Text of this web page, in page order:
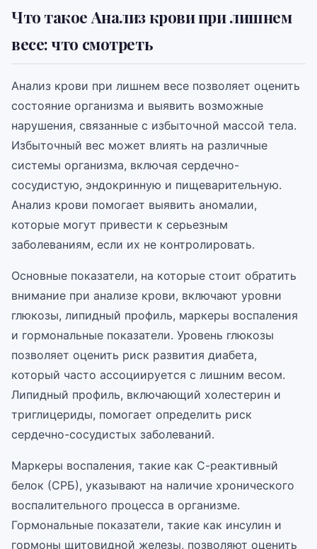
Что такое Анализ крови при лишнем
весе: что смотреть
Анализ крови при лишнем весе позволяет оценить
состояние организма и выявить возможные
нарушения, связанные с избыточной массой тела.
Избыточный вес может влиять на различные
системы организма, включая сердечно-
сосудистую, эндокринную и пищеварительную.
Анализ крови помогает выявить аномалии,
которые могут привести к серьезным
заболеваниям, если их не контролировать.
Основные показатели, на которые стоит обратить
внимание при анализе крови, включают уровни
глюкозы, липидный профиль, маркеры воспаления
и гормональные показатели. Уровень глюкозы
позволяет оценить риск развития диабета,
который часто ассоциируется с лишним весом.
Липидный профиль, включающий холестерин и
триглицериды, помогает определить риск
сердечно-сосудистых заболеваний.
Маркеры воспаления, такие как С-реактивный
белок (СРБ), указывают на наличие хронического
воспалительного процесса в организме.
Гормональные показатели, такие как инсулин и
гормоны щитовидной железы, позволяют оценить